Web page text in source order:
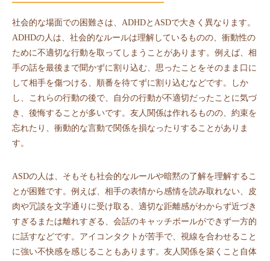
社会的な場面での困難さは、ADHDとASDで大きく異なります。
ADHDの人は、社会的なルールは理解しているものの、衝動性の
ために不適切な行動を取ってしまうことがあります。例えば、相
手の話を最後まで聞かずに割り込む、思ったことをそのまま口に
して相手を傷つける、順番を待てずに割り込むなどです。しか
し、これらの行動の後で、自分の行動が不適切だったことに気づ
き、後悔することが多いです。友人関係は作れるものの、約束を
忘れたり、衝動的な言動で関係を損なったりすることがありま
す。
ASDの人は、そもそも社会的なルールや暗黙の了解を理解するこ
とが困難です。例えば、相手の表情から感情を読み取れない、皮
肉や冗談を文字通りに受け取る、適切な距離感がわからず近づき
すぎるまたは離れすぎる、会話のキャッチボールができず一方的
に話すなどです。アイコンタクトが苦手で、視線を合わせること
に強い不快感を感じることもあります。友人関係を築くこと自体